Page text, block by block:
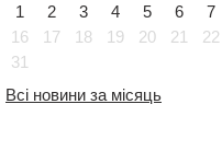
1
2 3 4 5 6 7
16
17 18 19 20 21 22
31
Всі новини за місяць